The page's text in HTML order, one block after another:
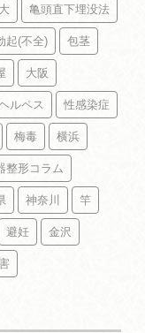
亀頭直下埋没法
起(不全) 包茎
大阪
ルペス 性感染症
梅毒 横浜
整形コラム
神奈川 竿
避妊 金沢